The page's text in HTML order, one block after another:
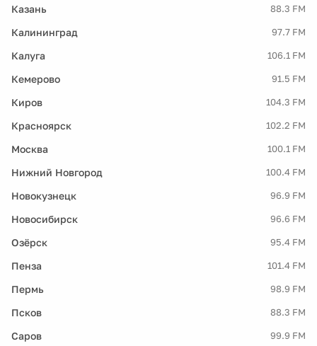
Казань 88.3 FM
Калининград 97.7 FM
Калуга 106.1 FM
Кемерово 91.5 FM
Киров 104.3 FM
Красноярск 102.2 FM
Москва 100.1 FM
Нижний Новгород 100.4 FM
Новокузнецк 96.9 FM
Новосибирск 96.6 FM
Озёрск 95.4 FM
Пенза 101.4 FM
Пермь 98.9 FM
Псков 88.3 FM
Саров 99.9 FM